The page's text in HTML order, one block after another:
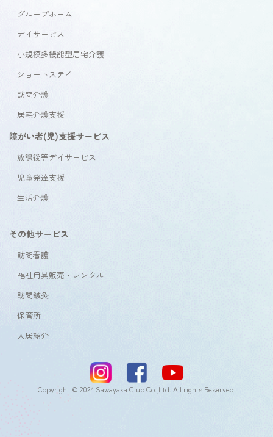
グループホーム
デイサービス
小規模多機能型居宅介護
ショートステイ
訪問介護
居宅介護支援
障がい者(児)支援サービス
放課後等デイサービス
児童発達支援
生活介護
その他サービス
訪問看護
福祉用具販売・レンタル
訪問鍼灸
保育所
入居紹介
Copyright © 2024 Sawayaka Club Co.,Ltd. All rights Reserved.